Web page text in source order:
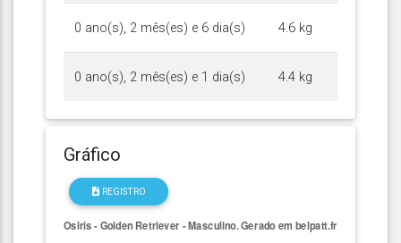
0 ano(s), 2 mês(es) e 6 dia(s) 4.6 kg
0 ano(s), 2 mês(es) e 1 dia(s) 4.4 kg
Gráfico
REGISTRO